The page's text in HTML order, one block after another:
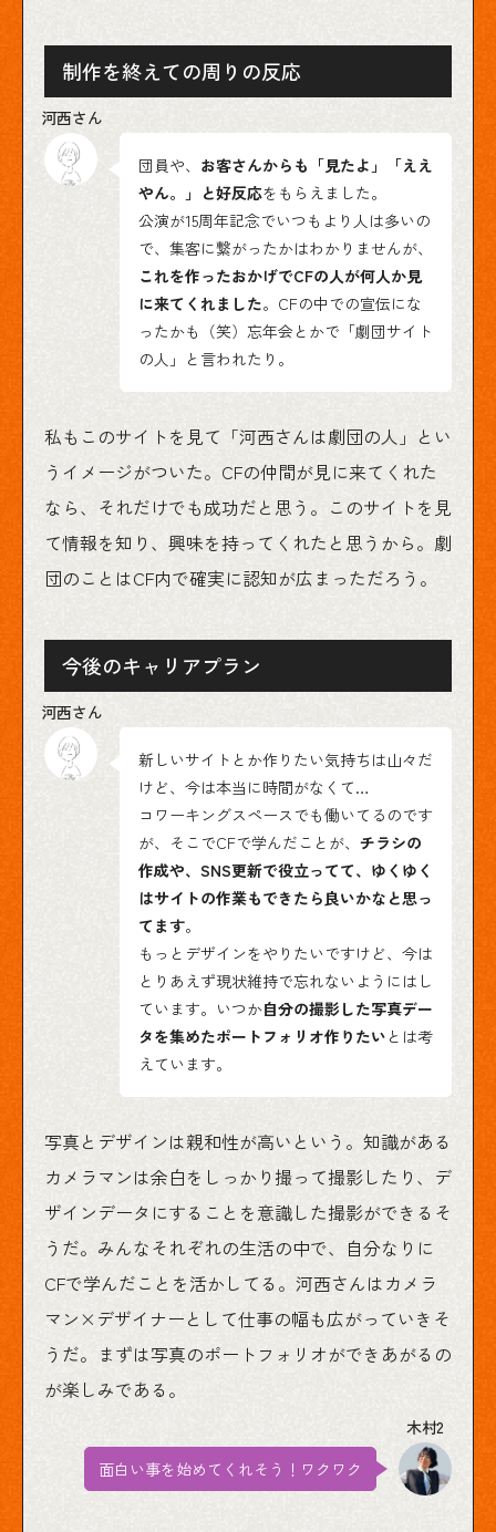
制作を終えての周りの反応
団員や、 お客さんからも「見たよ」「ええ
やん。」と好反応をもらえました。
公演が15周年記念でいつもより人は多いの
で、集客に繋がったかはわかりませんが、
これを作ったおかげでCFの人が何人か見
に来てくれました。CFの中での宣伝にな
ったかも（笑）忘年会とかで「劇団サイト
の人」と言われたり。
私もこのサイトを見て「河西さんは劇団の人」とい
うイメージがついた。CFの仲間が見に来てくれた
なら、それだけでも成功だと思う。このサイトを見
て情報を知り、興味を持ってくれたと思うから。劇
団のことはCF内で確実に認知が広まっただろう。
今後のキャリアプラン
新しいサイトとか作りたい気持ちは山々だ
けど、今は本当に時間がなくて…
コワーキングスペースでも働いてるのです
が、そこでCFで学んだことが、 チラシの
作成や、SNS更新で役立ってて、ゆくゆく
はサイトの作業もできたら良いかなと思っ
てます。
もっとデザインをやりたいですけど、今は
とりあえず現状維持で忘れないようにはし
ています。いつか自分の撮影した写真デー
タを集めたポートフォリオ作りたい とは考
えています。
写真とデザインは親和性が高いという。知識がある
カメラマンは余白をしっかり撮って撮影したり、デ
ザインデータにすることを意識した撮影ができるそ
うだ。みんなそれぞれの生活の中で、自分なりに
CFで学んだことを活かしてる。河西さんはカメラ
マン×デザイナーとして仕事の幅も広がっていきそ
うだ。まずは写真のポートフォリオができあがるの
が楽しみである。
面白い事を始めてくれそう！ワクワク